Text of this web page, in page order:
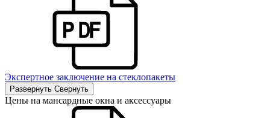
Экспертное заключение на стеклопакеты
Развернуть Свернуть
Цены на мансардные окна и аксессуары